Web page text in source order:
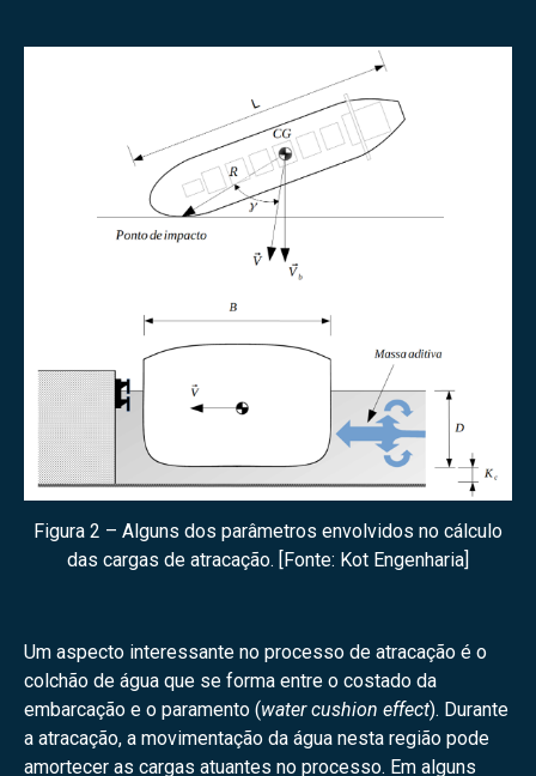
Figura 2 – Alguns dos parâmetros envolvidos no cálculo
das cargas de atracação. [Fonte: Kot Engenharia]
Um aspecto interessante no processo de atracação é o
colchão de água que se forma entre o costado da
embarcação e o paramento (water cushion effect). Durante
a atracação, a movimentação da água nesta região pode
amortecer as cargas atuantes no processo. Em alguns